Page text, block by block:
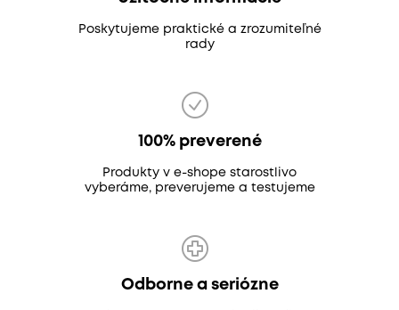
Poskytujeme praktické a zrozumiteľné
rady
100% preverené
Produkty v e-shope starostlivo
vyberáme, preverujeme a testujeme
Odborne a seriózne